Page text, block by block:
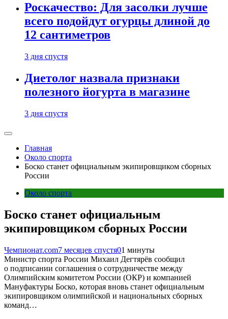
Роскачество: Для засолки лучше
всего подойдут огурцы длиной до
12 сантиметров
3 дня спустя
Диетолог назвала признаки
полезного йогурта в магазине
3 дня спустя
Главная
Около спорта
Боско станет официальным экипировщиком сборных
России
Около спорта
Боско станет официальным
экипировщиком сборных России
Чемпионат.com7 месяцев спустя01 минуты
Министр спорта России Михаил Дегтярёв сообщил
о подписании соглашения о сотрудничестве между
Олимпийским комитетом России (ОКР) и компанией
Мануфактуры Боско, которая вновь станет официальным
экипировщиком олимпийской и национальных сборных
команд…